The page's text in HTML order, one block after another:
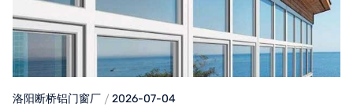
洛阳断桥铝门窗厂 2026-07-04